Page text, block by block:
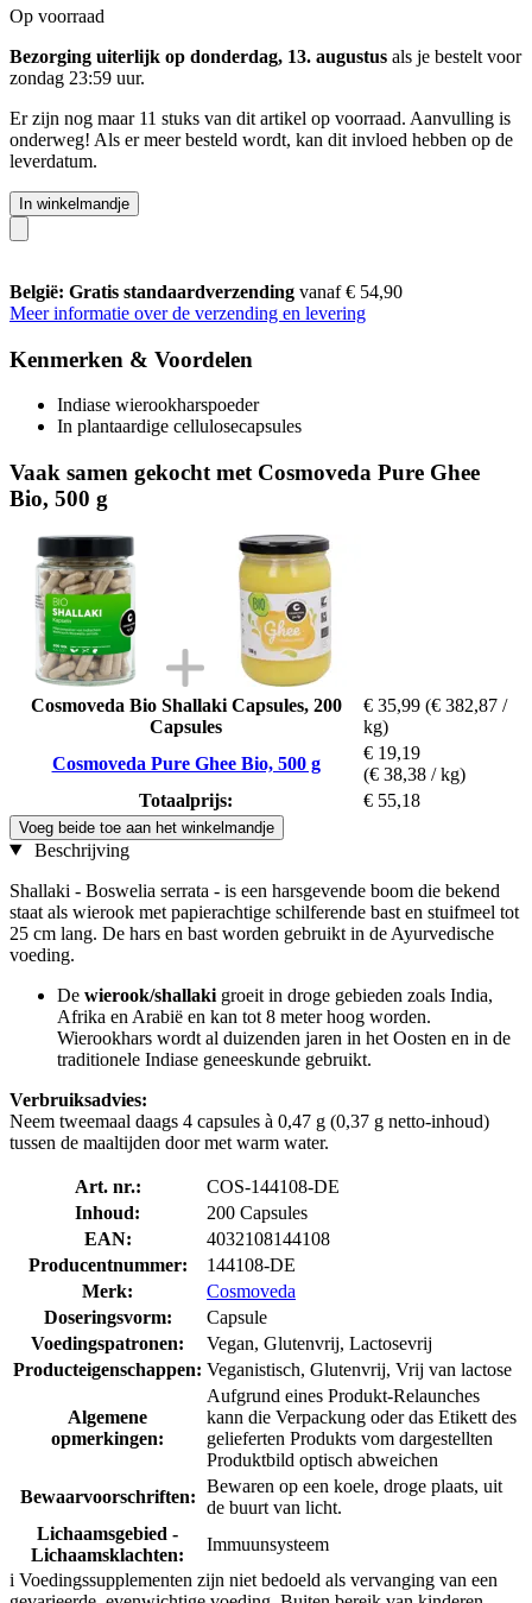
Op voorraad
Bezorging uiterlijk op donderdag, 13. augustus als je bestelt voor
zondag 23:59 uur.
Er zijn nog maar 11 stuks van dit artikel op voorraad. Aanvulling is
onderweg! Als er meer besteld wordt, kan dit invloed hebben op de
leverdatum.
In winkelmandje
België: Gratis standaardverzending vanaf € 54,90
Meer informatie over de verzending en levering
Kenmerken & Voordelen
Indiase wierookharspoeder
In plantaardige cellulosecapsules
Vaak samen gekocht met Cosmoveda Pure Ghee
Bio, 500 g
Cosmoveda Bio Shallaki Capsules, 200
Capsules
€ 35,99 (€ 382,87 /
kg)
Cosmoveda Pure Ghee Bio, 500 g
€ 19,19
(€ 38,38 / kg)
Totaalprijs:
€ 55,18
Voeg beide toe aan het winkelmandje
Beschrijving
Shallaki - Boswelia serrata - is een harsgevende boom die bekend
staat als wierook met papierachtige schilferende bast en stuifmeel tot
25 cm lang. De hars en bast worden gebruikt in de Ayurvedische
voeding.
De wierook/shallaki groeit in droge gebieden zoals India,
Afrika en Arabië en kan tot 8 meter hoog worden.
Wierookhars wordt al duizenden jaren in het Oosten en in de
traditionele Indiase geneeskunde gebruikt.
Verbruiksadvies:
Neem tweemaal daags 4 capsules à 0,47 g (0,37 g netto-inhoud)
tussen de maaltijden door met warm water.
Art. nr.:
COS-144108-DE
Inhoud:
200 Capsules
EAN:
4032108144108
Producentnummer:
144108-DE
Merk:
Cosmoveda
Doseringsvorm:
Capsule
Voedingspatronen:
Vegan, Glutenvrij, Lactosevrij
Producteigenschappen: Veganistisch, Glutenvrij, Vrij van lactose
Algemene
opmerkingen:
Aufgrund eines Produkt-Relaunches
kann die Verpackung oder das Etikett des
gelieferten Produkts vom dargestellten
Produktbild optisch abweichen
Bewaarvoorschriften:
Bewaren op een koele, droge plaats, uit
de buurt van licht.
Lichaamsgebied -
Lichaamsklachten:
Immuunsysteem
i Voedingssupplementen zijn niet bedoeld als vervanging van een